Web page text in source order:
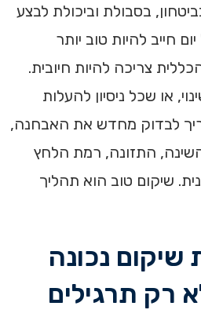
בסבולת וביכולת לבצע
חייב להיות טוב יותר
צריכה להיות חיובית.
או שכל ניסיון להעלות
לבדוק מחדש את האבחנה,
התזונה, רמת הלחץ
שיקום טוב הוא תהליך
שיקום נכונה
רק תרגילים